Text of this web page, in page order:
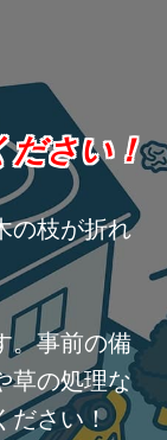
ださい！
の枝が折れ
。事前の備
草の処理な
ださい！